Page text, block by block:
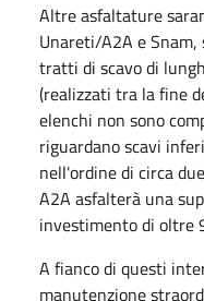
Altre asfaltature
Unareti/A2A e
tratti di scavo di
(realizzati tra la fine
elenchi non sono
riguardano scavi
nell'ordine di circa
A2A asfalterà una
investimento di oltre
A fianco di questi
manutenzione